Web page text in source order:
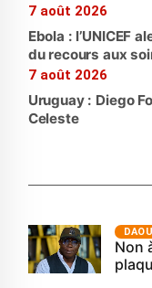
7 août 2026
Ebola : l’UNICEF
du recours aux
7 août 2026
Uruguay : Diego
Celeste
Non